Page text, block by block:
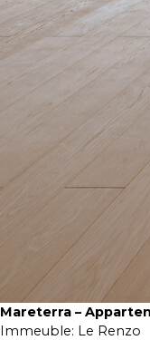
Mareterra –
Immeuble: Le Renzo